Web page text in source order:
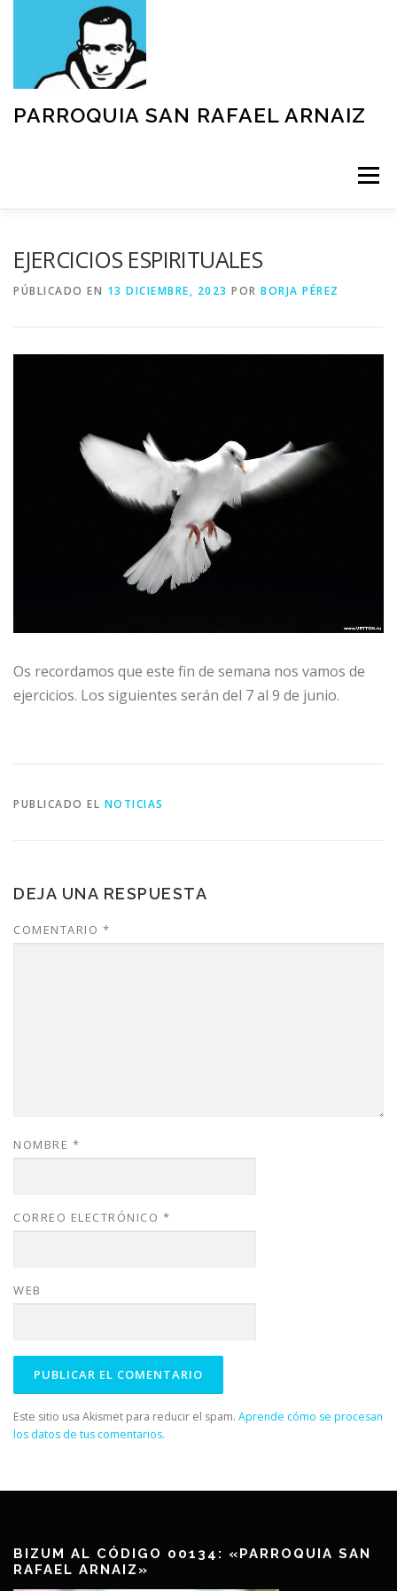
PARROQUIA SAN RAFAEL ARNAIZ
Menú
EJERCICIOS ESPIRITUALES
PÚBLICADO EN 13 DICIEMBRE, 2023 POR BORJA PÉREZ
Os recordamos que este fin de semana nos vamos de
ejercicios. Los siguientes serán del 7 al 9 de junio.
PUBLICADO EL NOTICIAS
DEJA UNA RESPUESTA
COMENTARIO *
NOMBRE *
CORREO ELECTRÓNICO *
WEB
Este sitio usa Akismet para reducir el spam. Aprende cómo se procesan
los datos de tus comentarios.
BIZUM AL CÓDIGO 00134: «PARROQUIA SAN
RAFAEL ARNAIZ»